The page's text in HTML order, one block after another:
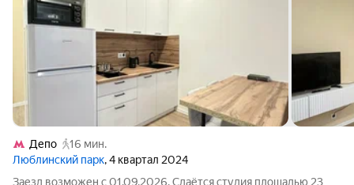
Депо
16 мин.
Люблинский парк, 4 квартал 2024
Заезд возможен с 01.09.2026. Сдаётся студия площадью 23